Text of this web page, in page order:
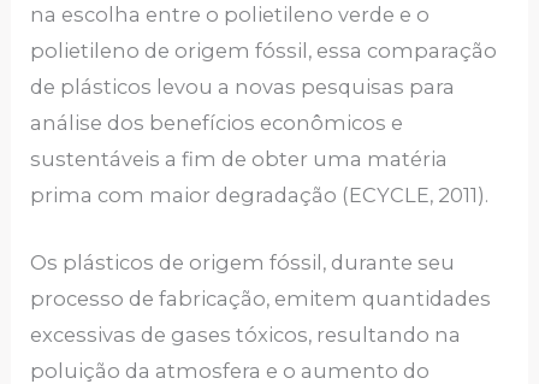
na escolha entre o polietileno verde e o
polietileno de origem fóssil, essa comparação
de plásticos levou a novas pesquisas para
análise dos benefícios econômicos e
sustentáveis a fim de obter uma matéria
prima com maior degradação (ECYCLE, 2011).
Os plásticos de origem fóssil, durante seu
processo de fabricação, emitem quantidades
excessivas de gases tóxicos, resultando na
poluição da atmosfera e o aumento do